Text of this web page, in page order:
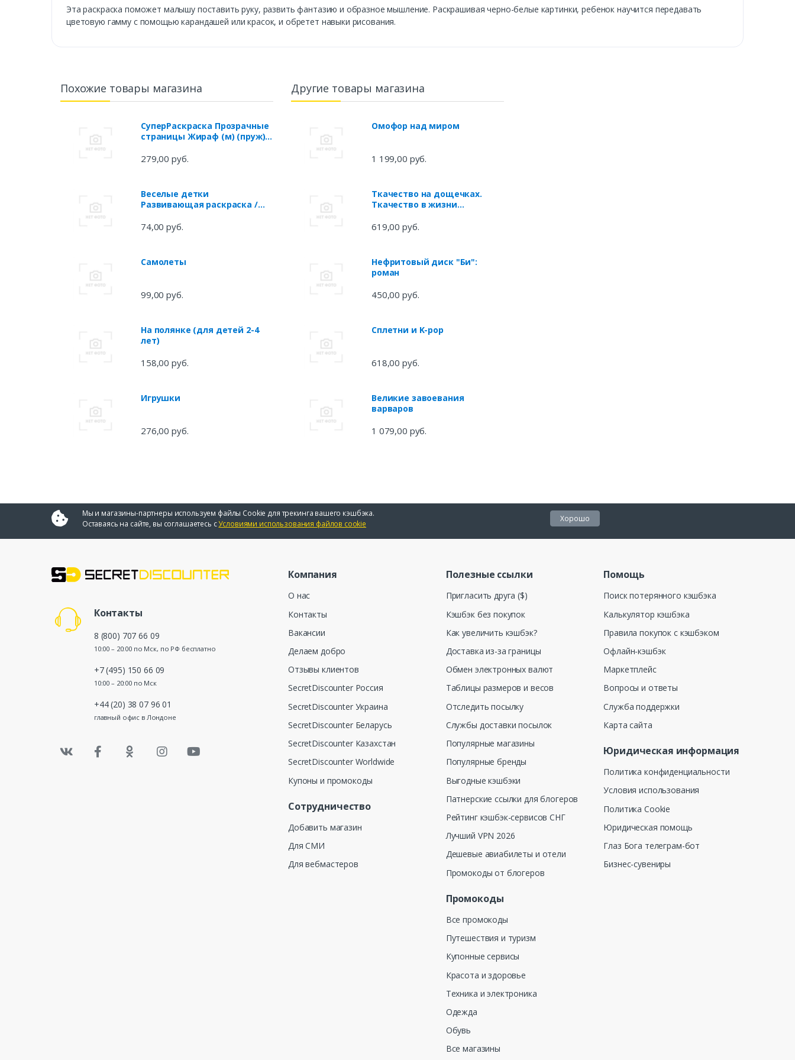
Эта раскраска поможет малышу поставить руку, развить фантазию и образное мышление. Раскрашивая черно-белые картинки, ребенок научится передавать
цветовую гамму с помощью карандашей или красок, и обретет навыки рисования.
Похожие товары магазина
СуперРаскраска Прозрачные
страницы Жираф (м) (пруж)
279,00 руб.
Веселые детки
Развивающая раскраска /
(Попурри)
74,00 руб.
Самолеты
99,00 руб.
На полянке (для детей 2-4
лет)
158,00 руб.
Игрушки
276,00 руб.
Другие товары магазина
Омофор над миром
1 199,00 руб.
Ткачество на дощечках.
Ткачество в жизни
веков. Учебно-методичекое
619,00 руб.
Нефритовый диск "Би":
роман
450,00 руб.
Сплетни и K-pop
618,00 руб.
Великие завоевания
варваров
1 079,00 руб.
Мы и магазины-партнеры используем файлы Cookie для трекинга вашего кэшбэка.
Оставаясь на сайте, вы соглашаетесь сУсловиями использования файлов cookie
Хорошо
Контакты
8 (800) 707 66 09
10:00 – 20:00 по Мск, по РФ бесплатно
+7 (495) 150 66 09
10:00 – 20:00 по Мск
+44 (20) 38 07 96 01
главный офис в Лондоне
Компания
О нас
Контакты
Вакансии
Делаем добро
Отзывы клиентов
SecretDiscounter Россия
SecretDiscounter Украина
SecretDiscounter Беларусь
SecretDiscounter Казахстан
SecretDiscounter Worldwide
Купоны и промокоды
Сотрудничество
Добавить магазин
Для СМИ
Для вебмастеров
Полезные ссылки
Пригласить друга ($)
Кэшбэк без покупок
Как увеличить кэшбэк?
Доставка из-за границы
Обмен электронных валют
Таблицы размеров и весов
Отследить посылку
Службы доставки посылок
Популярные магазины
Популярные бренды
Выгодные кэшбэки
Патнерские ссылки для блогеров
Рейтинг кэшбэк-сервисов СНГ
Лучший VPN 2026
Дешевые авиабилеты и отели
Промокоды от блогеров
Промокоды
Все промокоды
Путешествия и туризм
Купонные сервисы
Красота и здоровье
Техника и электроника
Одежда
Обувь
Все магазины
Помощь
Поиск потерянного кэшбэка
Калькулятор кэшбэка
Правила покупок с кэшбэком
Офлайн-кэшбэк
Маркетплейс
Вопросы и ответы
Служба поддержки
Карта сайта
Юридическая информация
Политика конфиденциальности
Условия использования
Политика Cookie
Юридическая помощь
Глаз Бога телеграм-бот
Бизнес-сувениры